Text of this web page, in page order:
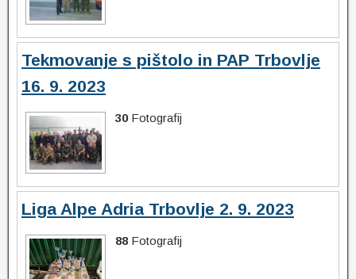
Tekmovanje s pištolo in PAP Trbovlje
16. 9. 2023
30Fotografij
Liga Alpe Adria Trbovlje 2. 9. 2023
88 Fotografij